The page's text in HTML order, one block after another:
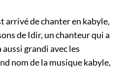
arrivé de chanter en kabyle,
de Idir, un chanteur qui a
aussi grandi avec les
nom de la musique kabyle,